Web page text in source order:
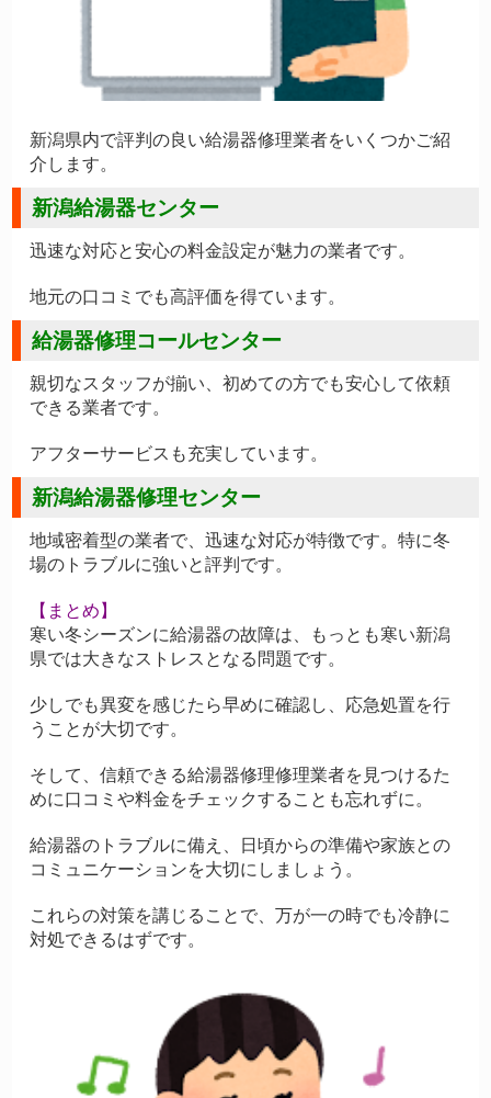
新潟県内で評判の良い給湯器修理業者をいくつかご紹
介します。
新潟給湯器センター
迅速な対応と安心の料金設定が魅力の業者です。
地元の口コミでも高評価を得ています。
給湯器修理コールセンター
親切なスタッフが揃い、初めての方でも安心して依頼
できる業者です。
アフターサービスも充実しています。
新潟給湯器修理センター
地域密着型の業者で、迅速な対応が特徴です。特に冬
場のトラブルに強いと評判です。
【まとめ】
寒い冬シーズンに給湯器の故障は、もっとも寒い新潟
県では大きなストレスとなる問題です。
少しでも異変を感じたら早めに確認し、応急処置を行
うことが大切です。
そして、信頼できる給湯器修理修理業者を見つけるた
めに口コミや料金をチェックすることも忘れずに。
給湯器のトラブルに備え、日頃からの準備や家族との
コミュニケーションを大切にしましょう。
これらの対策を講じることで、万が一の時でも冷静に
対処できるはずです。